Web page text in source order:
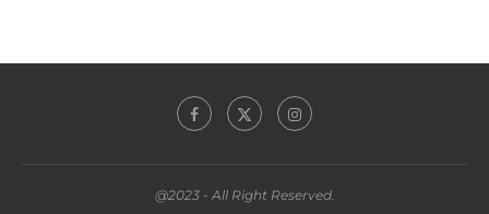
@2023 - All Right Reserved.